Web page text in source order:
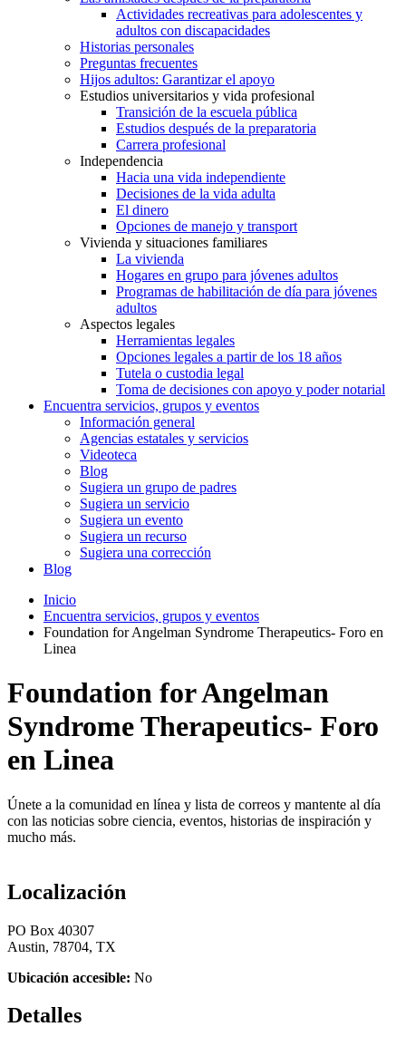
Actividades recreativas para adolescentes y
adultos con discapacidades
Historias personales
Preguntas frecuentes
Hijos adultos: Garantizar el apoyo
Estudios universitarios y vida profesional
Transición de la escuela pública
Estudios después de la preparatoria
Carrera profesional
Independencia
Hacia una vida independiente
Decisiones de la vida adulta
El dinero
Opciones de manejo y transport
Vivienda y situaciones familiares
La vivienda
Hogares en grupo para jóvenes adultos
Programas de habilitación de día para jóvenes
adultos
Aspectos legales
Herramientas legales
Opciones legales a partir de los 18 años
Tutela o custodia legal
Toma de decisiones con apoyo y poder notarial
Encuentra servicios, grupos y eventos
Información general
Agencias estatales y servicios
Videoteca
Blog
Sugiera un grupo de padres
Sugiera un servicio
Sugiera un evento
Sugiera un recurso
Sugiera una corrección
Blog
Inicio
Encuentra servicios, grupos y eventos
Foundation for Angelman Syndrome Therapeutics- Foro en
Linea
Foundation for Angelman
Syndrome Therapeutics- Foro
en Linea
Únete a la comunidad en línea y lista de correos y mantente al día
con las noticias sobre ciencia, eventos, historias de inspiración y
mucho más.
Localización
PO Box 40307
Austin, 78704, TX
Ubicación accesible: No
Detalles